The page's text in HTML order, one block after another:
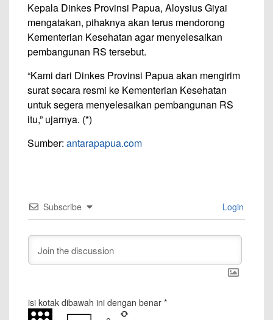
Kepala Dinkes Provinsi Papua, Aloysius Giyai
mengatakan, pihaknya akan terus mendorong
Kementerian Kesehatan agar menyelesaikan
pembangunan RS tersebut.
“Kami dari Dinkes Provinsi Papua akan mengirim
surat secara resmi ke Kementerian Kesehatan
untuk segera menyelesaikan pembangunan RS
itu,” ujarnya. (*)
Sumber: antarapapua.com
Subscribe Login
isi kotak dibawah ini dengan benar *